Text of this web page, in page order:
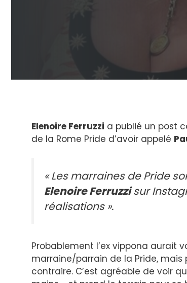
Elenoire Ferruzzi a publié un post
de la Rome Pride d’avoir appelé
« Les marraines de Pride
Elenoire Ferruzzisur
réalisations ».
Probablement l’ex vippona aurait
marraine/parrain de la Pride, mais
contraire. C’est agréable de voir